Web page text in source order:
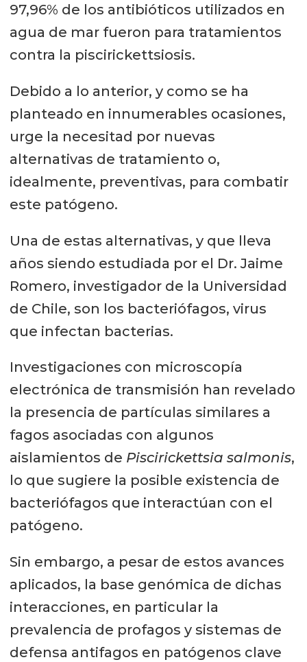
97,96% de los antibióticos utilizados en
agua de mar fueron para tratamientos
contra la piscirickettsiosis.
Debido a lo anterior, y como se ha
planteado en innumerables ocasiones,
urge la necesitad por nuevas
alternativas de tratamiento o,
idealmente, preventivas, para combatir
este patógeno.
Una de estas alternativas, y que lleva
años siendo estudiada por el Dr. Jaime
Romero, investigador de la Universidad
de Chile, son los bacteriófagos, virus
que infectan bacterias.
Investigaciones con microscopía
electrónica de transmisión han revelado
la presencia de partículas similares a
fagos asociadas con algunos
aislamientos de Piscirickettsia salmonis,
lo que sugiere la posible existencia de
bacteriófagos que interactúan con el
patógeno.
Sin embargo, a pesar de estos avances
aplicados, la base genómica de dichas
interacciones, en particular la
prevalencia de profagos y sistemas de
defensa antifagos en patógenos clave